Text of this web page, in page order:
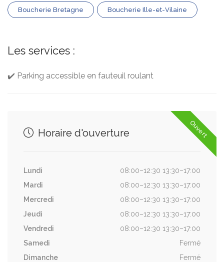
Boucherie Bretagne Boucherie Ille-et-Vilaine
Les services :
✔️ Parking accessible en fauteuil roulant
Ouvert
Horaire d'ouverture
Lundi
08:00–12:30 13:30–17:00
Mardi
08:00–12:30 13:30–17:00
Mercredi
08:00–12:30 13:30–17:00
Jeudi
08:00–12:30 13:30–17:00
Vendredi
08:00–12:30 13:30–17:00
Samedi
Fermé
Dimanche
Fermé